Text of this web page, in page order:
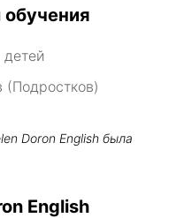
Doron English была
English